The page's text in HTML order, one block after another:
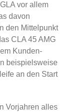
vor allem
davon
den Mittelpunkt
CLA 45 AMG
Kunden-
beispielsweise
an den Start
Vorjahren alles